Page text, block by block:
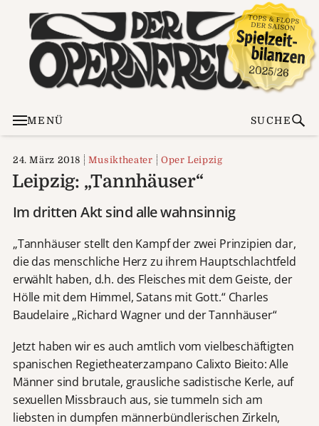
MENÜ SUCHE
24. März 2018 Musiktheater Oper Leipzig
Leipzig: „Tannhäuser“
Im dritten Akt sind alle wahnsinnig
„Tannhäuser stellt den Kampf der zwei Prinzipien dar,
die das menschliche Herz zu ihrem Hauptschlachtfeld
erwählt haben, d.h. des Fleisches mit dem Geiste, der
Hölle mit dem Himmel, Satans mit Gott.“ Charles
Baudelaire „Richard Wagner und der Tannhäuser“
Jetzt haben wir es auch amtlich vom vielbeschäftigten
spanischen Regietheaterzampano Calixto Bieito: Alle
Männer sind brutale, grausliche sadistische Kerle, auf
sexuellen Missbrauch aus, sie tummeln sich am
liebsten in dumpfen männerbündlerischen Zirkeln,